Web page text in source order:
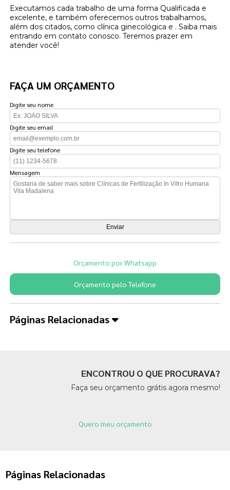
Executamos cada trabalho de uma forma Qualificada e
excelente, e também oferecemos outros trabalhamos,
além dos citados, como clínica ginecológica e . Saiba mais
entrando em contato conosco. Teremos prazer em
atender você!
FAÇA UM ORÇAMENTO
Digite seu nome
Digite seu email
Digite seu telefone
Mensagem
Orçamento por Whatsapp
Orçamento pelo Telefone
Páginas Relacionadas
ENCONTROU O QUE PROCURAVA?
Faça seu orçamento grátis agora mesmo!
Quero meu orçamento
Páginas Relacionadas